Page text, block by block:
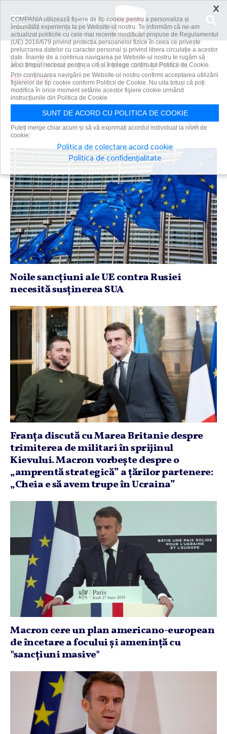
Rezultatele 49 - 60 din 213 pentru
macron
Caută
Noile sancţiuni ale UE contra Rusiei
necesită susţinerea SUA
Franţa discută cu Marea Britanie despre
trimiterea de militari în sprijinul
Kievului. Macron vorbeşte despre o
„amprentă strategică” a ţărilor partenere:
„Cheia e să avem trupe în Ucraina”
Macron cere un plan americano-european
de încetare a focului şi ameninţă cu
"sancţiuni masive"
×
COMPANIA utilizează fişiere de tip cookie pentru a personaliza și
îmbunătăți experiența ta pe Website-ul nostru. Te informăm că ne-am
actualizat politicile cu cele mai recente modificări propuse de Regulamentul
(UE) 2016/679 privind protecția persoanelor fizice în ceea ce privește
prelucrarea datelor cu caracter personal și privind libera circulație a acestor
date. Înainte de a continua navigarea pe Website-ul nostru te rugăm să
aloci timpul necesar pentru a citi și înțelege conținutul Politicii de Cookie.
Prin continuarea navigării pe Website-ul nostru confirmi acceptarea utilizării
fişierelor de tip cookie conform Politicii de Cookie. Nu uita totuși că poți
modifica în orice moment setările acestor fişiere cookie urmând
instrucțiunile din Politica de Cookie.
SUNT DE ACORD CU POLITICA DE COOKIE
Puteți merge chiar acum și să vă exprimați acordul individual la nivel de
cookie:
Politica de colectare acord cookie
Politica de confidențialitate